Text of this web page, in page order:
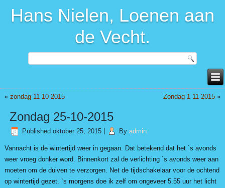
Hans Nielen, Loenen aan
de Vecht.
«zondag 11-10-2015 Zondag 1-11-2015»
Zondag 25-10-2015
Published oktober 25, 2015 By admin
Vannacht is de wintertijd weer in gegaan. Dat betekend dat het `s avonds
weer vroeg donker word. Binnenkort zal de verlichting `s avonds weer aan
moeten om de duiven te verzorgen. Net de tijdschakelaar voor de ochtend
op wintertijd gezet. `s morgens doe ik zelf om ongeveer 5.55 uur het licht